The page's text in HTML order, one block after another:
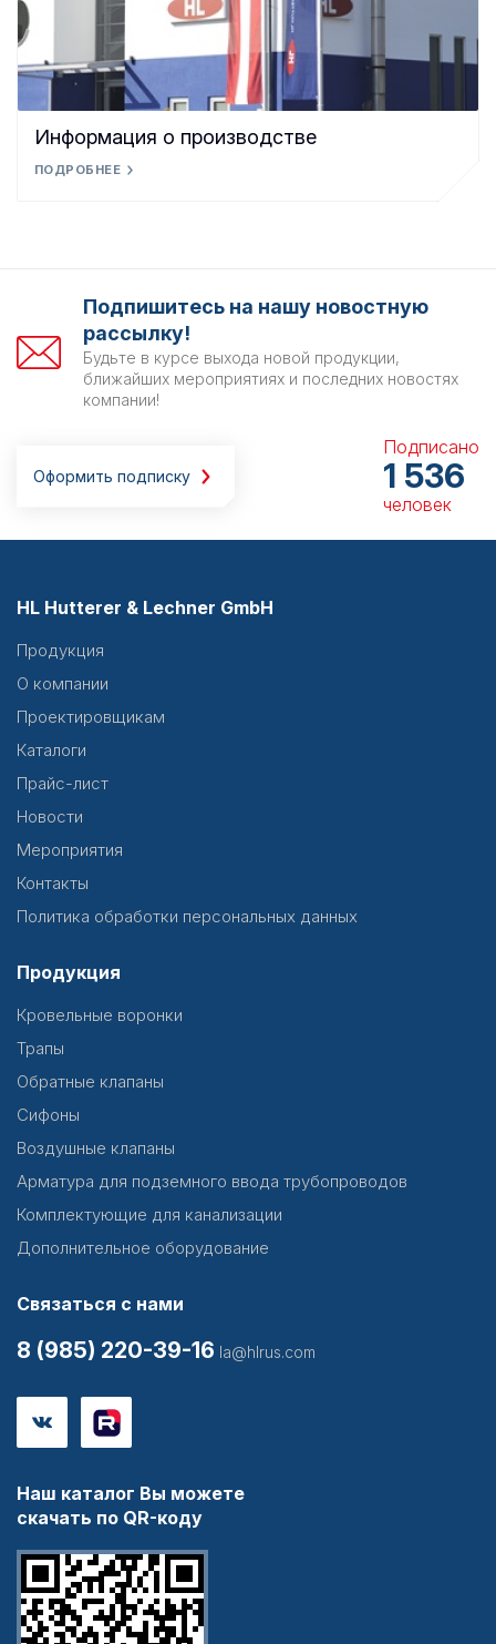
Информация о производстве
ПОДРОБНЕЕ
Подпишитесь на нашу новостную
рассылку!
Будьте в курсе выхода новой продукции,
ближайших мероприятиях и последних новостях
компании!
Оформить подписку
Подписано
1 536
человек
HL Hutterer & Lechner GmbH
Продукция
О компании
Проектировщикам
Каталоги
Прайс-лист
Новости
Мероприятия
Контакты
Политика обработки персональных данных
Продукция
Кровельные воронки
Трапы
Обратные клапаны
Сифоны
Воздушные клапаны
Арматура для подземного ввода трубопроводов
Комплектующие для канализации
Дополнительное оборудование
Связаться с нами
8 (985) 220-39-16 la@hlrus.com
Наш каталог Вы можете
скачать по QR-коду